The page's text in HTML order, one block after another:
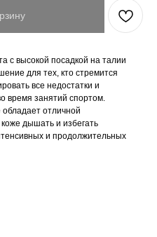
с высокой посадкой на талии
для тех, кто стремится
все недостатки и
время занятий спортом.
отличной
дышать и избегать
и продолжительных